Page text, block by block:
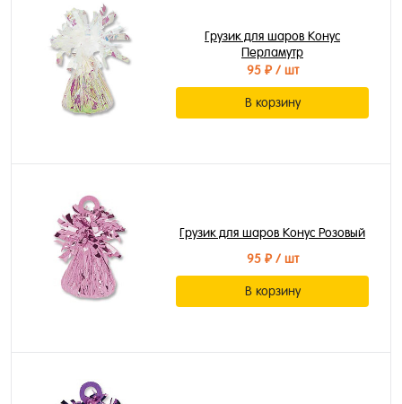
Грузик для шаров Конус
Перламутр
95 ₽/ шт
В корзину
Грузик для шаров Конус Розовый
95 ₽/ шт
В корзину